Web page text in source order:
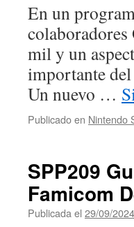
En un
mil y un
importante
Un nuevo …
Publicado en Nintendo
SPP209
Famicom
Publicada el 29/09/2024